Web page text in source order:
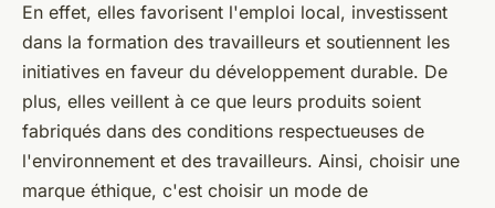
En effet, elles favorisent l'emploi local, investissent
dans la formation des travailleurs et soutiennent les
initiatives en faveur du développement durable. De
plus, elles veillent à ce que leurs produits soient
fabriqués dans des conditions respectueuses de
l'environnement et des travailleurs. Ainsi, choisir une
marque éthique, c'est choisir un mode de